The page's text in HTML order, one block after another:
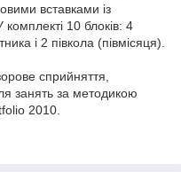
вставками із
10 блоків: 4
і 2 півкола (півмісяця).
сприйняття,
занять за методикою
2010.